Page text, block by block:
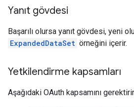
Yanıt gövdesi
Başarılı olursa yanıt gövdesi, yeni
ExpandedDataSet örneğini içerir.
Yetkilendirme kapsamları
Aşağıdaki OAuth kapsamını